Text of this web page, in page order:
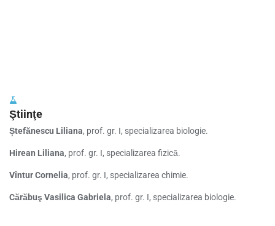
Ştiinţe
Ștefănescu Liliana, prof. gr. I, specializarea biologie.
Hirean Liliana, prof. gr. I, specializarea fizică.
Vîntur Cornelia, prof. gr. I, specializarea chimie.
Cărăbuş Vasilica Gabriela, prof. gr. I, specializarea biologie.